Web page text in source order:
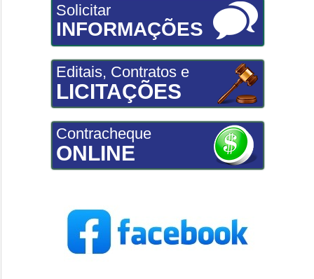
Solicitar
INFORMAÇÕES
Editais, Contratos e
LICITAÇÕES
Contracheque
ONLINE